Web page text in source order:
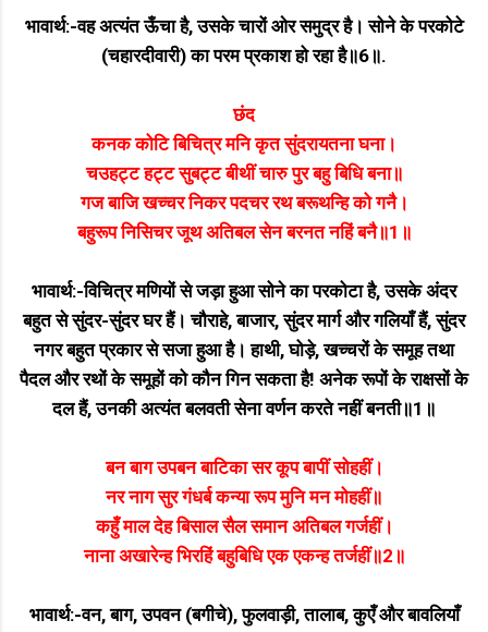
भावार्थ:-वह अत्यंत ऊँचा है, उसके चारों ओर समुद्र है। सोने के परकोटे
(चहारदीवारी) का परम प्रकाश हो रहा है॥6॥.
छंद
कनक कोटि बिचित्र मनि कृत सुंदरायतना घना।
चउहट्ट हट्ट सुबट्ट बीथीं चारु पुर बहु बिधि बना॥
गज बाजि खच्चर निकर पदचर रथ बरूथन्हि को गनै।
बहुरूप निसिचर जूथ अतिबल सेन बरनत नहिं बनै॥1॥
भावार्थ:-विचित्र मणियों से जड़ा हुआ सोने का परकोटा है, उसके अंदर
बहुत से सुंदर-सुंदर घर हैं। चौराहे, बाजार, सुंदर मार्ग और गलियाँ हैं, सुंदर
नगर बहुत प्रकार से सजा हुआ है। हाथी, घोड़े, खच्चरों के समूह तथा
पैदल और रथों के समूहों को कौन गिन सकता है! अनेक रूपों के राक्षसों के
दल हैं, उनकी अत्यंत बलवती सेना वर्णन करते नहीं बनती॥1॥
बन बाग उपबन बाटिका सर कूप बापीं सोहहीं।
नर नाग सुर गंधर्ब कन्या रूप मुनि मन मोहहीं॥
कहुँ माल देह बिसाल सैल समान अतिबल गर्जहीं।
नाना अखारेन्ह भिरहिं बहुबिधि एक एकन्ह तर्जहीं॥2॥
भावार्थ:-वन, बाग, उपवन (बगीचे), फुलवाड़ी, तालाब, कुएँ और बावलियाँ